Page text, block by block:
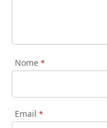
Nome *
Email *